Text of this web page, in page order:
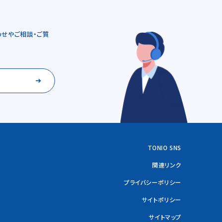
やご相談・ご質
TONIO SNS
関連リンク
プライバシーポリシー
サイトポリシー
サイトマップ